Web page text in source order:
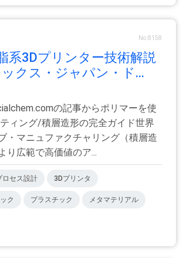
No.8158
系3Dプリンター技術解説
ックス・ジャパン・ド...
の記事からポリマーを使
ィング/積層造形の完全ガイド世界
・マニュファクチャリング（積層造
り広範で高価値のア...
ロセス設計 3Dプリンタ
ク プラスチック メタマテリアル